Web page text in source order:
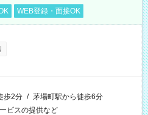
WEB登録・面接OK
歩2分 / 茅場町駅から徒歩6分
ビスの提供など